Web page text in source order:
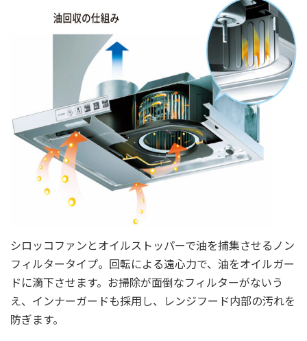
シロッコファンとオイルストッパーで油を捕集させるノン
フィルタータイプ。回転による遠心力で、油をオイルガー
ドに滴下させます。お掃除が面倒なフィルターがないう
え、インナーガードも採用し、レンジフード内部の汚れを
防ぎます。